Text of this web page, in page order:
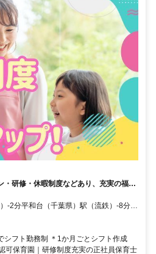
・研修・休暇制度などあり、充実の福利
場！
-2分平和台（千葉県）駅（流鉄）-8分流
ばエクスプレス）-19分
シフト勤務制 ＊1か月ごとシフト作成
可保育園｜研修制度充実の正社員保育士